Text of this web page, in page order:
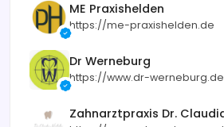
ME Praxishelden
https://me-praxishelden.de
Dr Werneburg
https://www.dr-werneburg.de